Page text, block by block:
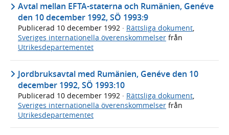
Avtal mellan EFTA-staterna och Rumänien, Genéve
den 10 december 1992, SÖ 1993:9
Publicerad 10 december 1992 · Rättsliga dokument,
Sveriges internationella överenskommelser från
Utrikesdepartementet
Jordbruksavtal med Rumänien, Genéve den 10
december 1992, SÖ 1993:10
Publicerad 10 december 1992 · Rättsliga dokument,
Sveriges internationella överenskommelser från
Utrikesdepartementet